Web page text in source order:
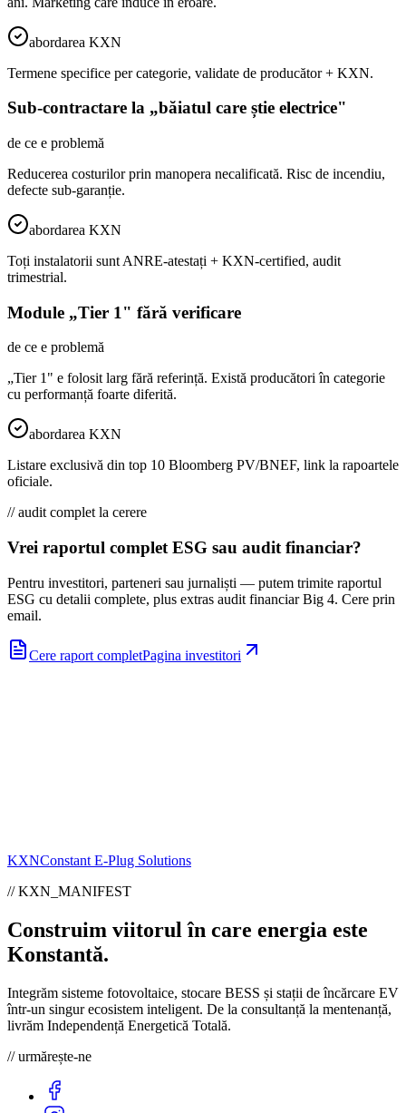
abordarea KXN
Termene specifice per categorie, validate de producător + KXN.
Sub-contractare la „băiatul care știe electrice"
de ce e problemă
Reducerea costurilor prin manopera necalificată. Risc de incendiu,
defecte sub-garanție.
abordarea KXN
Toți instalatorii sunt ANRE-atestați + KXN-certified, audit
trimestrial.
Module „Tier 1" fără verificare
de ce e problemă
„Tier 1" e folosit larg fără referință. Există producători în categorie
cu performanță foarte diferită.
abordarea KXN
Listare exclusivă din top 10 Bloomberg PV/BNEF, link la rapoartele
oficiale.
// audit complet la cerere
Vrei raportul complet ESG sau audit financiar?
Pentru investitori, parteneri sau jurnaliști — putem trimite raportul
ESG cu detalii complete, plus extras audit financiar Big 4. Cere prin
email.
Cere raport completPagina investitori
KXNConstant E-Plug Solutions
// KXN_MANIFEST
Construim viitorul în care energia este
Konstantă.
Integrăm sisteme fotovoltaice, stocare BESS și stații de încărcare EV
într-un singur ecosistem inteligent. De la consultanță la mentenanță,
livrăm Independență Energetică Totală.
// urmărește-ne